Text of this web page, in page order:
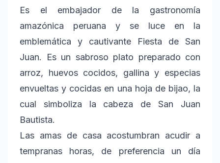
Es el embajador de la gastronomía
amazónica peruana y se luce en la
emblemática y cautivante Fiesta de San
Juan. Es un sabroso plato preparado con
arroz, huevos cocidos, gallina y especias
envueltas y cocidas en una hoja de bijao, la
cual simboliza la cabeza de San Juan
Bautista.
Las amas de casa acostumbran acudir a
tempranas horas, de preferencia un día